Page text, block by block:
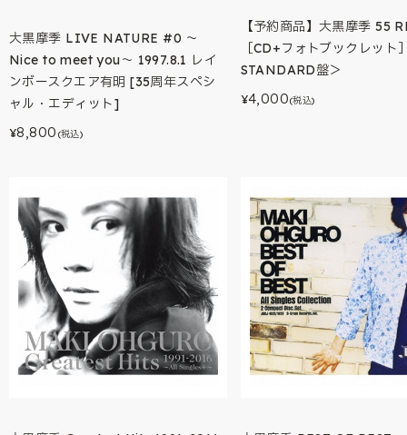
大黒摩季 LIVE NATURE #0 ～
Nice to meet you～ 1997.8.1 レイ
ンボースクエア有明 [35周年スペシ
ャル・エディット]
¥8,800 (税込)
【予約商品】大黒摩季 55
［CD+フォトブックレット
STANDARD盤＞
¥4,000(税込)